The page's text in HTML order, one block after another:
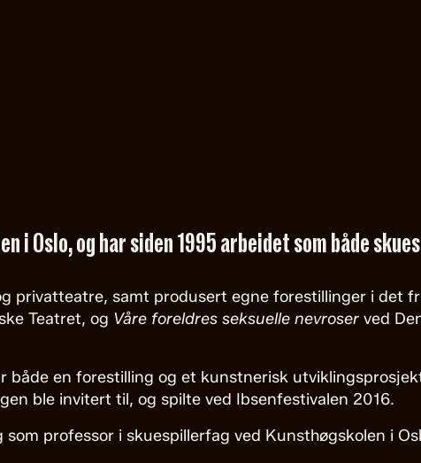
i Oslo, og har siden 1995 arbeidet som både
privatteatre, samt produsert egne forestillinger i det
Teatret, og Våre foreldres seksuelle nevroser ved
både en forestilling og et kunstnerisk
ble invitert til, og spilte ved Ibsenfestivalen 2016.
professor i skuespillerfag ved Kunsthøgskolen i